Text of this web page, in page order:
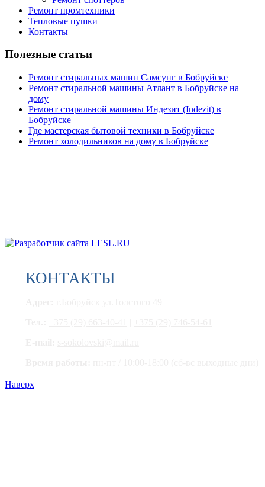
Ремонт промтехники
Тепловые пушки
Контакты
Полезные статьи
Ремонт стиральных машин Самсунг в Бобруйске
Ремонт стиральной машины Атлант в Бобруйске на
дому
Ремонт стиральной машины Индезит (Indezit) в
Бобруйске
Где мастерская бытовой техники в Бобруйске
Ремонт холодильников на дому в Бобруйске
КОНТАКТЫ
Наверх